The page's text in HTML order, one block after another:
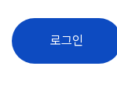
로그인